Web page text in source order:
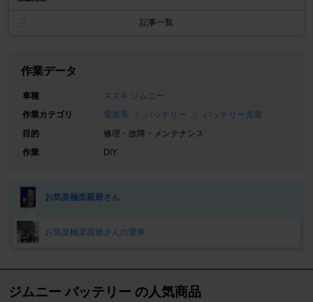
記事一覧
作業データ
車種
スズキ ジムニー
作業カテゴリ
電装系 バッテリー
バッテリー充電
目的
修理・故障・メンテナンス
作業
DIY
お気楽極楽親爺さん
お気楽極楽親爺さんの愛車
ジムニー バッテリー の人気商品